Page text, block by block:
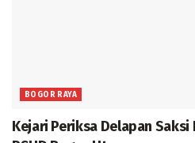
BOGOR RAYA
Kejari Periksa Delapan Saksi